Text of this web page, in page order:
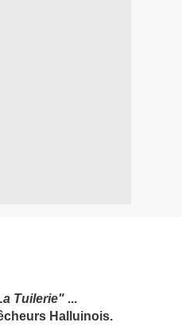
Tuilerie"...
Halluinois.